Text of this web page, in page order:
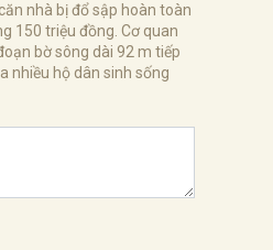
nhà bị đổ sập hoàn toàn
150 triệu đồng. Cơ quan
bờ sông dài 92 m tiếp
nhiều hộ dân sinh sống